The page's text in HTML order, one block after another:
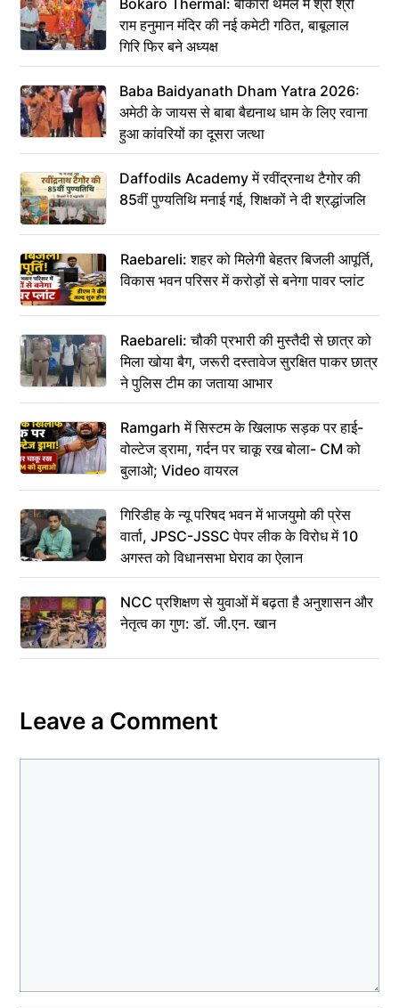
राम हनुमान मंदिर की नई कमेटी गठित, बाबूलाल
गिरि फिर बने अध्यक्ष
Baba Baidyanath Dham Yatra 2026:
अमेठी के जायस से बाबा बैद्यनाथ धाम के लिए रवाना
हुआ कांवरियों का दूसरा जत्था
Daffodils Academy में रवींद्रनाथ टैगोर की
85वीं पुण्यतिथि मनाई गई, शिक्षकों ने दी श्रद्धांजलि
Raebareli: शहर को मिलेगी बेहतर बिजली आपूर्ति,
विकास भवन परिसर में करोड़ों से बनेगा पावर प्लांट
Raebareli: चौकी प्रभारी की मुस्तैदी से छात्र को
मिला खोया बैग, जरूरी दस्तावेज सुरक्षित पाकर छात्र
ने पुलिस टीम का जताया आभार
Ramgarh में सिस्टम के खिलाफ सड़क पर हाई-
वोल्टेज ड्रामा, गर्दन पर चाकू रख बोला- CM को
बुलाओ; Video वायरल
गिरिडीह के न्यू परिषद भवन में भाजयुमो की प्रेस
वार्ता, JPSC-JSSC पेपर लीक के विरोध में 10
अगस्त को विधानसभा घेराव का ऐलान
NCC प्रशिक्षण से युवाओं में बढ़ता है अनुशासन और
नेतृत्व का गुण: डॉ. जी.एन. खान
Leave a Comment